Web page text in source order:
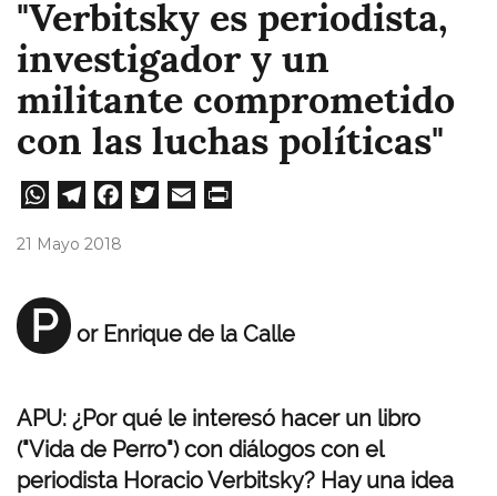
"Verbitsky es periodista,
investigador y un
militante comprometido
con las luchas políticas"
W
A
pp
Te
m
Fa
21 Mayo 2018
P or Enrique de la Calle
APU: ¿Por qué le interesó hacer un libro
("Vida de Perro") con diálogos con el
periodista Horacio Verbitsky? Hay una idea